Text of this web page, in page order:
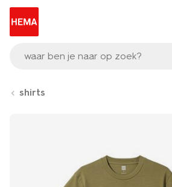
waar ben je naar op zoek?
shirts